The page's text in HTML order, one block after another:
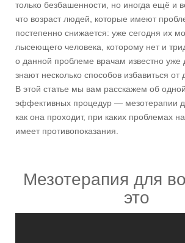
только безбашенности, но иногда ещё и
что возраст людей, которые имеют
постепенно снижается: уже сегодня их
лысеющего человека, которому нет и
о данной проблеме врачам известно
знают несколько способов избавиться
В этой статье мы вам расскажем об
эффективных процедур — мезотерапии
как она проходит, при каких проблемах
имеет противопоказания.
Мезотерапия для
это